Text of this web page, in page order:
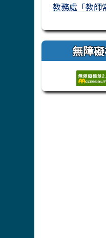
教務處「教師
無障